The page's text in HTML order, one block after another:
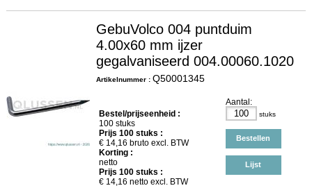
GebuVolco 004 puntduim
4.00x60 mm ijzer
gegalvaniseerd 004.00060.1020
Artikelnummer : Q50001345
Bestel/prijseenheid :
100 stuks
Prijs 100stuks :
€ 14,16 bruto excl. BTW
Korting :
netto
Prijs 100stuks :
€ 14,16 netto excl. BTW
Aantal:
stuks
Bestellen
Lijst